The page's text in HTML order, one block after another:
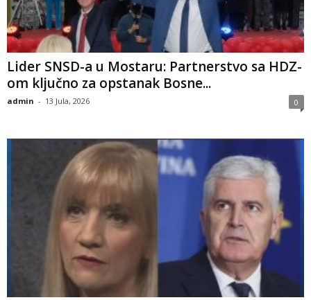
​Lider SNSD-a u Mostaru: Partnerstvo sa HDZ-
om ključno za opstanak Bosne...
admin - 13 Jula, 2026 0